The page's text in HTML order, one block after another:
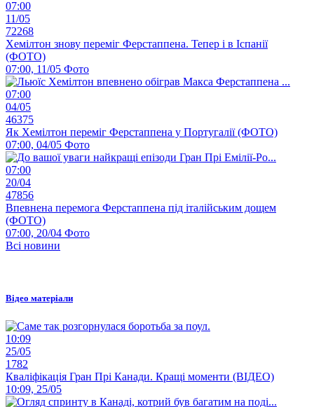
07:00
11/05
72268
Хемілтон знову переміг Ферстаппена. Тепер і в Іспанії
(ФОТО)
07:00, 11/05 Фото
07:00
04/05
46375
Як Хемілтон переміг Ферстаппена у Португалії (ФОТО)
07:00, 04/05 Фото
07:00
20/04
47856
Впевнена перемога Ферстаппена під італійським дощем
(ФОТО)
07:00, 20/04 Фото
Всі новини
Відео матеріали
10:09
25/05
1782
Кваліфікація Гран Прі Канади. Кращі моменти (ВІДЕО)
10:09, 25/05